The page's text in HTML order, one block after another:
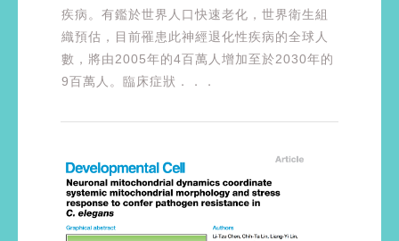
疾病。有鑑於世界人口快速老化，世界衛生組
織預估，目前罹患此神經退化性疾病的全球人
數，將由2005年的4百萬人增加至於2030年的
9百萬人。臨床症狀．．．